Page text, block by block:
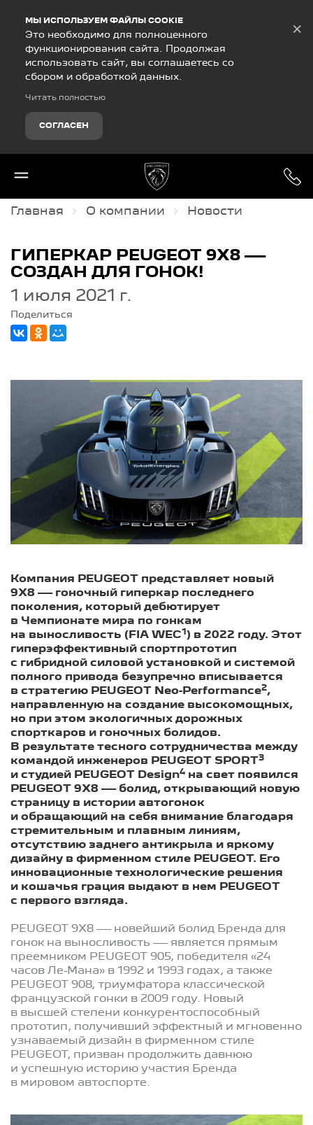
МЫ ИСПОЛЬЗУЕМ ФАЙЛЫ COOKIE
Это необходимо для полноценного
функционирования сайта. Продолжая
использовать сайт, вы соглашаетесь со
сбором и обработкой данных.
Читать полностью
СОГЛАСЕН
×
Главная О компании Новости
ГИПЕРКАР PEUGEOT 9X8 —
СОЗДАН ДЛЯ ГОНОК!
1 июля 2021 г.
Поделиться
Компания PEUGEOT представляет новый
9X8 — гоночный гиперкар последнего
поколения, который дебютирует
в Чемпионате мира по гонкам
на выносливость (FIA WEC1 ) в 2022 году. Этот
гиперэффективный спортпрототип
c гибридной силовой установкой и системой
полного привода безупречно вписывается
в стратегию PEUGEOT Neo-Performance2,
направленную на создание высокомощных,
но при этом экологичных дорожных
спорткаров и гоночных болидов.
В результате тесного сотрудничества между
командой инженеров PEUGEOT SPORT
3
и студией PEUGEOT Design4 на свет появился
PEUGEOT 9X8 — болид, открывающий новую
страницу в истории автогонок
и обращающий на себя внимание благодаря
стремительным и плавным линиям,
отсутствию заднего антикрыла и яркому
дизайну в фирменном стиле PEUGEOT. Его
инновационные технологические решения
и кошачья грация выдают в нем PEUGEOT
с первого взгляда.
PEUGEOT 9X8 — новейший болид Бренда для
гонок на выносливость — является прямым
преемником PEUGEOT 905, победителя «24
часов Ле-Мана» в 1992 и 1993 годах, а также
PEUGEOT 908, триумфатора классической
французской гонки в 2009 году. Новый
в высшей степени конкурентоспособный
прототип, получивший эффектный и мгновенно
узнаваемый дизайн в фирменном стиле
PEUGEOT, призван продолжить давнюю
и успешную историю участия Бренда
в мировом автоспорте.